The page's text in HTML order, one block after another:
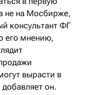
не на Мосбирже,
консультант ФГ
его мнению,
вырасти в
он.